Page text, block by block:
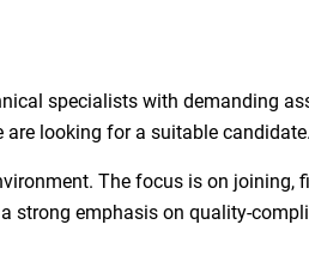
specialists with demanding
are looking for a suitable candidate.
The focus is on joining,
strong emphasis on quality-